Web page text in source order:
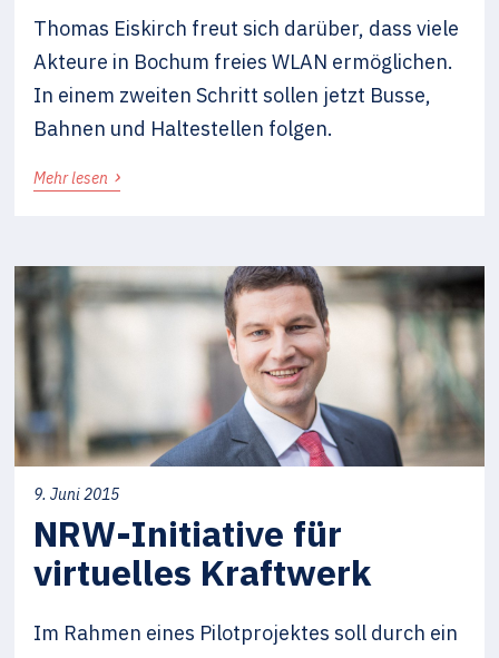
Thomas Eiskirch freut sich darüber, dass viele
Akteure in Bochum freies WLAN ermöglichen.
In einem zweiten Schritt sollen jetzt Busse,
Bahnen und Haltestellen folgen.
Mehr lesen ›
9. Juni 2015
NRW-Initiative für
virtuelles Kraftwerk
Im Rahmen eines Pilotprojektes soll durch ein